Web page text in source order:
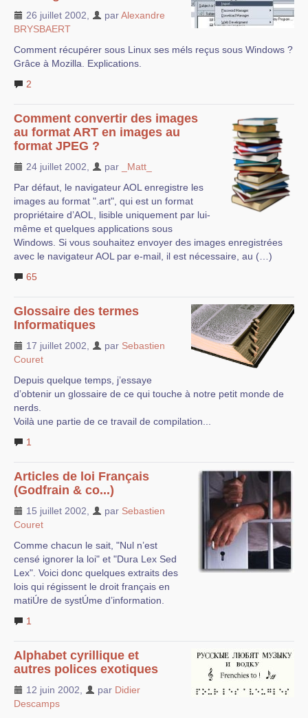
26 juillet 2002 parAlexandre
BRYSBAERT
Comment récupérer sous Linux ses méls reçus sous Windows ?
Grâce à Mozilla. Explications.
2
Comment convertir des images
au format ART en images au
format JPEG ?
24 juillet 2002 par
_Matt_
Par défaut, le navigateur AOL enregistre les
images au format ".art", qui est un format
propriétaire d’AOL, lisible uniquement par lui-
même et quelques applications sous
Windows. Si vous souhaitez envoyer des images enregistrées
avec le navigateur AOL par e-mail, il est nécessaire, au (…)
65
Glossaire des termes
Informatiques
17 juillet 2002 par Sebastien
Couret
Depuis quelque temps, j’essaye
d’obtenir un glossaire de ce qui touche à notre petit monde de
nerds.
Voilà une partie de ce travail de compilation...
1
Articles de loi Français
(Godfrain & co...)
15 juillet 2002 par Sebastien
Couret
Comme chacun le sait, "Nul n’est
censé ignorer la loi" et "Dura Lex Sed
Lex". Voici donc quelques extraits des
lois qui régissent le droit français en
matiÚre de systÚme d’information.
1
Alphabet cyrillique et
autres polices exotiques
12 juin 2002 par Didier
Descamps